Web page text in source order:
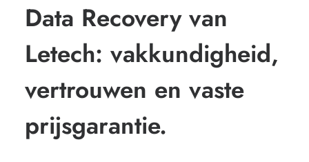
Data Recovery van
Letech: vakkundigheid,
vertrouwen en vaste
prijsgarantie.